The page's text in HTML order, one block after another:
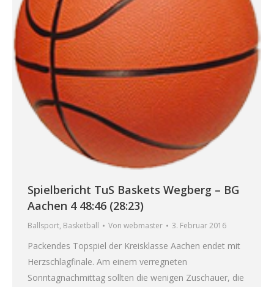
Spielbericht TuS Baskets Wegberg – BG
Aachen 4 48:46 (28:23)
Ballsport, Basketball Von webmaster 3. Februar 2016
Packendes Topspiel der Kreisklasse Aachen endet mit
Herzschlagfinale. Am einem verregneten
Sonntagnachmittag sollten die wenigen Zuschauer, die